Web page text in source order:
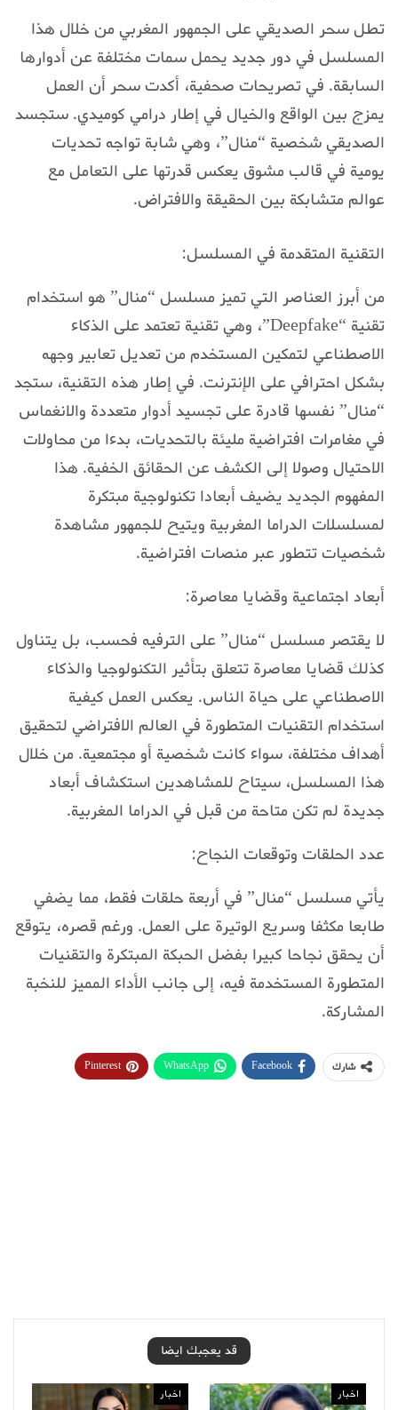
تطل سحر الصديقي على الجمهور المغربي من خلال هذا
المسلسل في دور جديد يحمل سمات مختلفة عن أدوارها
السابقة. في تصريحات صحفية، أكدت سحر أن العمل
يمزج بين الواقع والخيال في إطار درامي كوميدي. ستجسد
الصديقي شخصية “منال”، وهي شابة تواجه تحديات
يومية في قالب مشوق يعكس قدرتها على التعامل مع
عوالم متشابكة بين الحقيقة والافتراض.
التقنية المتقدمة في المسلسل:
من أبرز العناصر التي تميز مسلسل “منال” هو استخدام
تقنية “Deepfake”، وهي تقنية تعتمد على الذكاء
الاصطناعي لتمكين المستخدم من تعديل تعابير وجهه
بشكل احترافي على الإنترنت. في إطار هذه التقنية، ستجد
“منال” نفسها قادرة على تجسيد أدوار متعددة والانغماس
في مغامرات افتراضية مليئة بالتحديات، بدءا من محاولات
الاحتيال وصولا إلى الكشف عن الحقائق الخفية. هذا
المفهوم الجديد يضيف أبعادا تكنولوجية مبتكرة
لمسلسلات الدراما المغربية ويتيح للجمهور مشاهدة
شخصيات تتطور عبر منصات افتراضية.
أبعاد اجتماعية وقضايا معاصرة:
لا يقتصر مسلسل “منال” على الترفيه فحسب، بل يتناول
كذلك قضايا معاصرة تتعلق بتأثير التكنولوجيا والذكاء
الاصطناعي على حياة الناس. يعكس العمل كيفية
استخدام التقنيات المتطورة في العالم الافتراضي لتحقيق
أهداف مختلفة، سواء كانت شخصية أو مجتمعية. من خلال
هذا المسلسل، سيتاح للمشاهدين استكشاف أبعاد
جديدة لم تكن متاحة من قبل في الدراما المغربية.
عدد الحلقات وتوقعات النجاح:
يأتي مسلسل “منال” في أربعة حلقات فقط، مما يضفي
طابعا مكثفا وسريع الوتيرة على العمل. ورغم قصره، يتوقع
أن يحقق نجاحا كبيرا بفضل الحبكة المبتكرة والتقنيات
المتطورة المستخدمة فيه، إلى جانب الأداء المميز للنخبة
المشاركة.
شارك Facebook
WhatsApp
Pinterest
قد يعجبك ايضا
اخبار اخبار